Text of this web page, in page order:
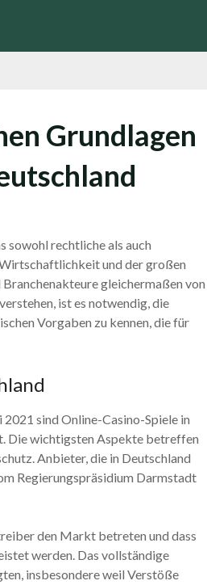
Grundlagen
sowohl rechtliche als auch
und der großen
gleichermaßen von
ist es notwendig, die
Vorgaben zu kennen, die für
sind Online-Casino-Spiele in
Die wichtigsten Aspekte betreffen
Anbieter, die in Deutschland
Regierungspräsidium Darmstadt
den Markt betreten und dass
werden. Das vollständige
insbesondere weil Verstöße